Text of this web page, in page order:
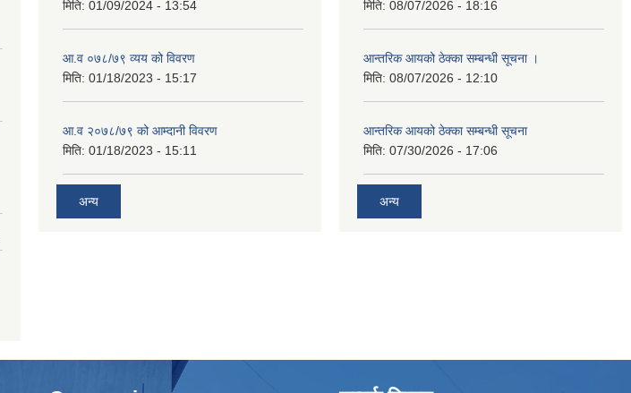
मिति: 01/09/2024 - 13:54
आ.व ०७८/७९ व्यय को विवरण
मिति: 01/18/2023 - 15:17
आ.व २०७८/७९ को आम्दानी विवरण
मिति: 01/18/2023 - 15:11
अन्य
मिति: 08/07/2026 - 18:16
आन्तरिक आयको ठेक्का सम्बन्धी सूचना ।
मिति: 08/07/2026 - 12:10
आन्तरिक आयको ठेक्का सम्बन्धी सूचना
मिति: 07/30/2026 - 17:06
अन्य